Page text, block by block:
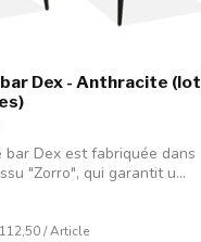
Dex - Anthracite (lot
bar Dex est fabriquée dans
"Zorro", qui garantit u...
/ Article